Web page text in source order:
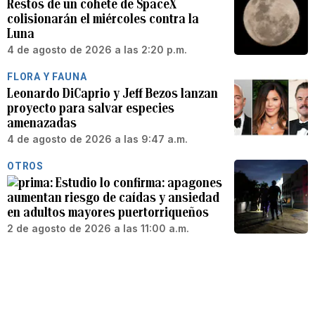
Restos de un cohete de SpaceX
colisionarán el miércoles contra la
Luna
4 de agosto de 2026 a las 2:20 p.m.
FLORA Y FAUNA
Leonardo DiCaprio y Jeff Bezos lanzan
proyecto para salvar especies
amenazadas
4 de agosto de 2026 a las 9:47 a.m.
OTROS
Estudio lo confirma: apagones
aumentan riesgo de caídas y ansiedad
en adultos mayores puertorriqueños
2 de agosto de 2026 a las 11:00 a.m.